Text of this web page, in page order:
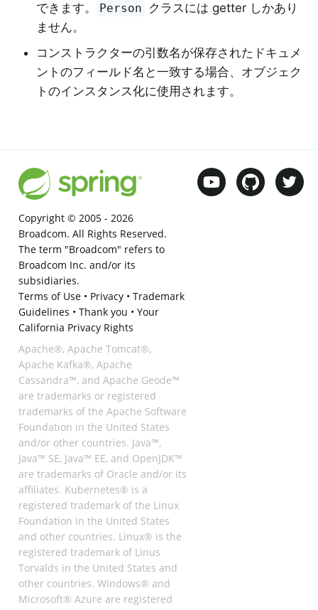
できます。
Person
クラスには getter しかあり
ません。
コンストラクターの引数名が保存されたドキュメ
ントのフィールド名と一致する場合、オブジェク
トのインスタンス化に使用されます。
Copyright © 2005 - 2026
Broadcom. All Rights Reserved.
The term "Broadcom" refers to
Broadcom Inc. and/or its
subsidiaries.
Terms of Use• Privacy• Trademark
Guidelines • Thank you • Your
California Privacy Rights
Apache®, Apache Tomcat®,
Apache Kafka®, Apache
Cassandra™, and Apache Geode™
are trademarks or registered
trademarks of the Apache Software
Foundation in the United States
and/or other countries. Java™,
Java™ SE, Java™ EE, and OpenJDK™
are trademarks of Oracle and/or its
affiliates. Kubernetes® is a
registered trademark of the Linux
Foundation in the United States
and other countries. Linux® is the
registered trademark of Linus
Torvalds in the United States and
other countries. Windows® and
Microsoft® Azure are registered